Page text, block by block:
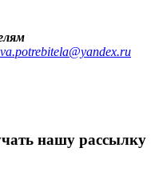
нашу рассылку